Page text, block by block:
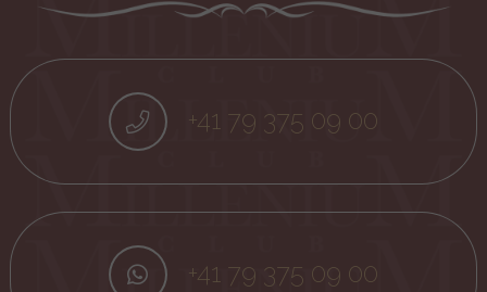
+41 79 375 09 00
+41 79 375 09 00